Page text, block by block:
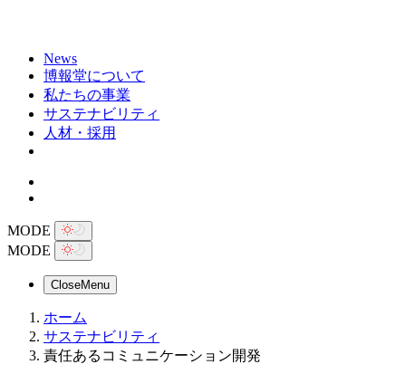
News
博報堂について
私たちの事業
サステナビリティ
人材・採用
MODE
MODE
CloseMenu
ホーム
サステナビリティ
責任あるコミュニケーション開発